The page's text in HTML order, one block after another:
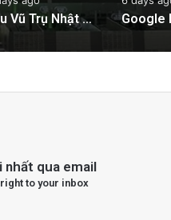
Tàu Vũ Trụ Nhật Bản: Chuyến Bay Gần Nhất Lịch Sử Đến Tiểu Hành Tinh
nhất qua email
to your inbox